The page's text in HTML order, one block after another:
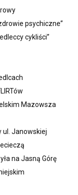
psychiczne”
cykliści”
Mazowsza
ul. Janowskiej
na Jasną Górę